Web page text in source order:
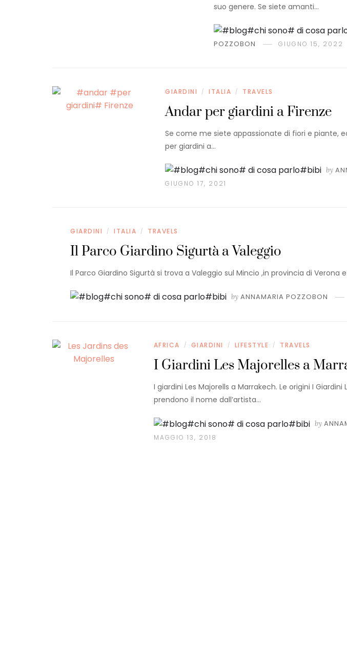
suo genere. Se siete amanti…
POZZOBON
GIUGNO 15, 2022
GIARDINI / ITALIA / TRAVELS
Andar per giardini a Firenze
Se come me siete appassionate di fiori e piante,
per giardini a…
by
GIUGNO 17, 2021
GIARDINI / ITALIA / TRAVELS
Il Parco Giardino Sigurtà a Valeggio
Il Parco Giardino Sigurtà si trova a Valeggio sul Mincio ,in provincia di Verona
by ANNAMARIA POZZOBON
AFRICA / GIARDINI / LIFESTYLE / TRAVELS
I Giardini Les Majorelles a
I giardini Les Majorells a Marrakech. Le origini I Giardini
prendono il nome dall’artista…
by
MAGGIO 13, 2018